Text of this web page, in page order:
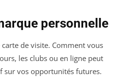
personnelle
de visite. Comment vous
les clubs ou en ligne peut
sur vos opportunités futures.